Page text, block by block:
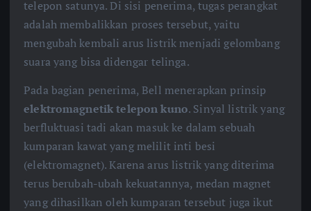
telepon satunya. Di sisi penerima, tugas perangkat
adalah membalikkan proses tersebut, yaitu
mengubah kembali arus listrik menjadi gelombang
suara yang bisa didengar telinga.
Pada bagian penerima, Bell menerapkan prinsip
elektromagnetik telepon kuno. Sinyal listrik yang
berfluktuasi tadi akan masuk ke dalam sebuah
kumparan kawat yang melilit inti besi
(elektromagnet). Karena arus listrik yang diterima
terus berubah-ubah kekuatannya, medan magnet
yang dihasilkan oleh kumparan tersebut juga ikut